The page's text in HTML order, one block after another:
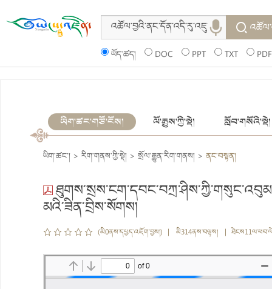
ཡོད་ཚད། DOC PPT TXT PDF
ཡིག་ཚང་གཙོ་ངོས། ལོ་རྒྱུས་ཀྱི་སྡེ། སློབ་གསོའི་སྡེ།
ཡིག་ཚང་། > རིག་གནས་ཀྱི་སྡེ། > སྲོལ་རྒྱུན་རིག་གནས། > ནང་བསྟན།
མའི་ཟིན་བྲིས་སོགས།
(མི0ནས་དཔྱད་འཇོག་བྱས།) | མི314ནས་བལྟས། |